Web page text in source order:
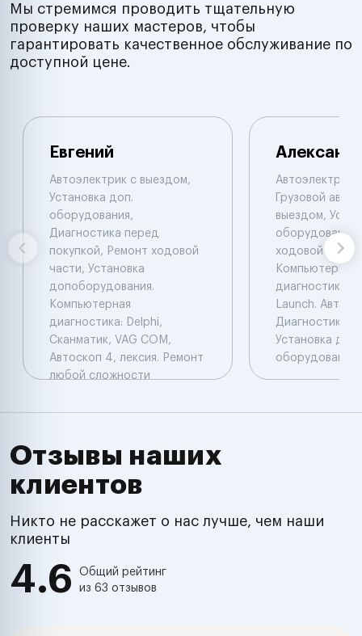
Мы стремимся проводить тщательную
проверку наших мастеров, чтобы
гарантировать качественное обслуживание по
доступной цене.
Евгений
Автоэлектрик с выездом,
Установка доп.
оборудования,
Диагностика перед
покупкой, Ремонт ходовой
части, Установка
допоборудования.
Компьютерная
диагностика: Delphi,
Сканматик, VAG COM,
Автоскоп 4, лексия. Ремонт
любой сложности
Автоэлектрик
Грузовой
выездом,
ходовой части.
Компьютерная
диагностика:
Launch.
Диагностика.
Установка доп
оборудования.
Отзывы наших
клиентов
Никто не расскажет о нас лучше, чем наши
клиенты
4.6
Общий рейтинг
из 63 отзывов